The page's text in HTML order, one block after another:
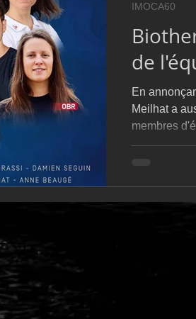
Botin 52
Open 7.50
de
En
Meilhat a
membres
IMOCA60